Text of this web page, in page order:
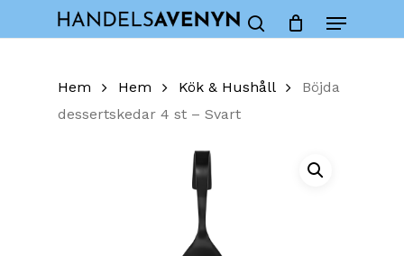
Menu
Cart Close
Hem Hem Kök & Hushåll
Böjda
dessertskedar 4 st – Svart